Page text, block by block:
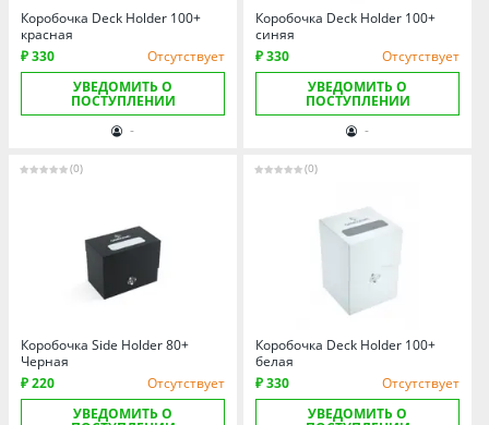
Коробочка Deck Holder 100+
красная
₽ 330
Отсутствует
УВЕДОМИТЬ О
ПОСТУПЛЕНИИ
-
Коробочка Deck Holder 100+
синяя
₽ 330
Отсутствует
УВЕДОМИТЬ О
ПОСТУПЛЕНИИ
-
(0)
Коробочка Side Holder 80+
Черная
₽ 220
Отсутствует
УВЕДОМИТЬ О
(0)
Коробочка Deck Holder 100+
белая
₽ 330
Отсутствует
УВЕДОМИТЬ О